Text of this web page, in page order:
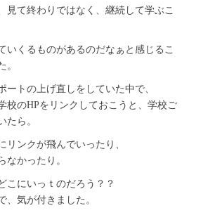
見て終わりではなく、継続して学ぶこ
いくるものがあるのだなぁと感じるこ
。
ートの上げ直しをしていた中で、
校のHPをリンクしておこうと、学校ご
たら。
リンクが飛んでいったり、
なかったり。
こにいっｔのだろう？？
、気が付きました。